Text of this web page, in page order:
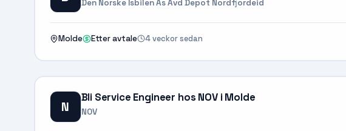
Den Norske Isbilen As Avd Depot Nordfjordeid
Molde Etter avtale 4 veckor sedan
N
Bli Service Engineer hos NOV i Molde
NOV